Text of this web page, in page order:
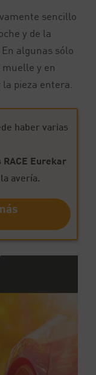
sencillo
y de la
algunas sólo
y en
pieza entera.
haber varias
Eurekar
avería.